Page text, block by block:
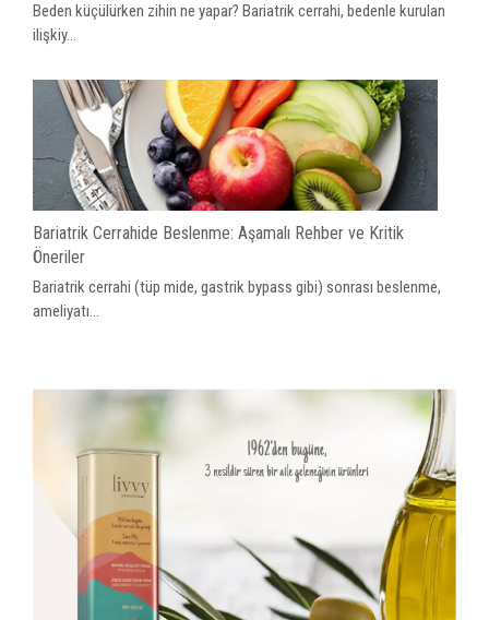
Beden küçülürken zihin ne yapar? Bariatrik cerrahi, bedenle kurulan
ilişkiy...
Bariatrik Cerrahide Beslenme: Aşamalı Rehber ve Kritik
Öneriler
Bariatrik cerrahi (tüp mide, gastrik bypass gibi) sonrası beslenme,
ameliyatı...